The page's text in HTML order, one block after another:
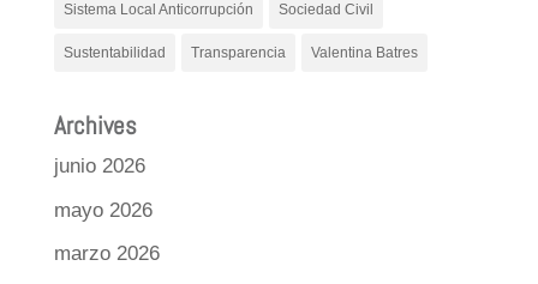
Sistema Local Anticorrupción Sociedad Civil
Sustentabilidad Transparencia Valentina Batres
Archives
junio 2026
mayo 2026
marzo 2026